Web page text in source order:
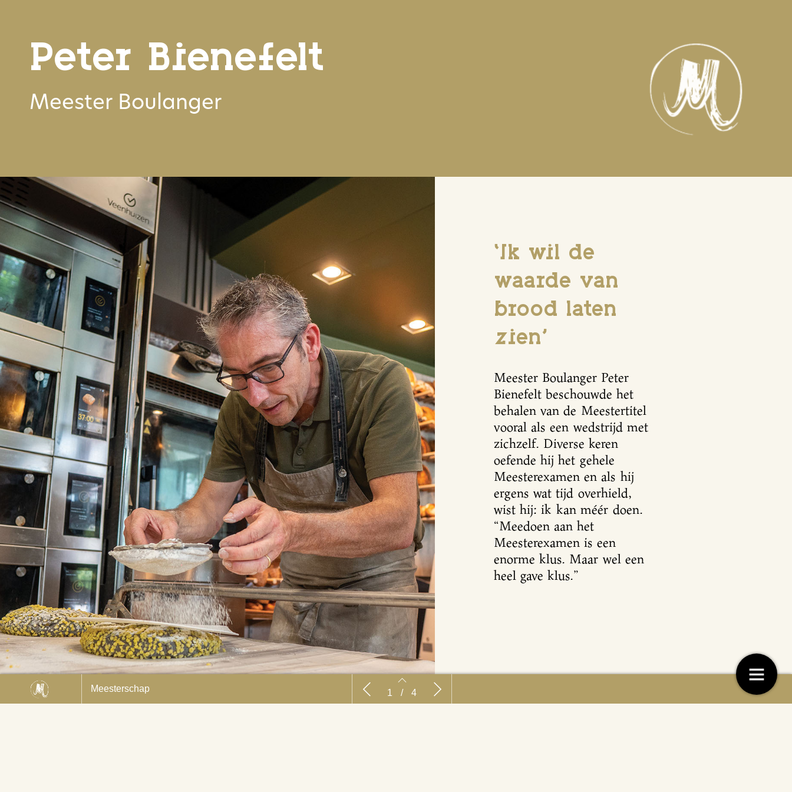
Back to index
Recept: 1001 nachten brood Recept: Wow brood
Meesterschap 1 / 4
Peter Bienefelt
Meester Boulanger
'Ik wil de
waarde van
brood laten
zien’
Meester Boulanger Peter
Bienefelt beschouwde het
behalen van de Meestertitel
vooral als een wedstrijd met
zichzelf. Diverse keren
oefende hij het gehele
Meesterexamen en als hij
ergens wat tijd overhield,
wist hij: ik kan méér doen.
“Meedoen aan het
Meesterexamen is een
enorme klus. Maar wel een
heel gave klus.”